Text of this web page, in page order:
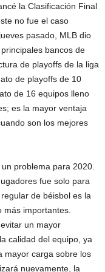
la Clasificación Final
no fue el caso
pasado, MLB dio
bancos de
de playoffs de la liga
de playoffs de 10
de 16 equipos lleno
es la mayor ventaja
son los mejores
problema para 2020.
fue solo para
de béisbol es la
importantes.
un mayor
calidad del equipo, ya
mayor carga sobre los
nuevamente, la